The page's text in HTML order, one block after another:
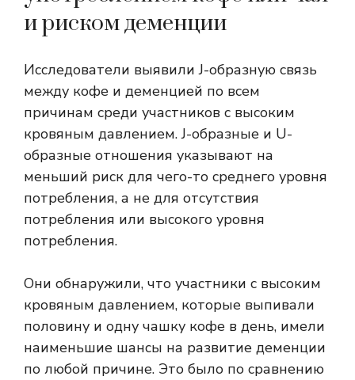
и риском деменции
Исследователи выявили J-образную связь
между кофе и деменцией по всем
причинам среди участников с высоким
кровяным давлением. J-образные и U-
образные отношения указывают на
меньший риск для чего-то среднего уровня
потребления, а не для отсутствия
потребления или высокого уровня
потребления.
Они обнаружили, что участники с высоким
кровяным давлением, которые выпивали
половину и одну чашку кофе в день, имели
наименьшие шансы на развитие деменции
по любой причине. Это было по сравнению